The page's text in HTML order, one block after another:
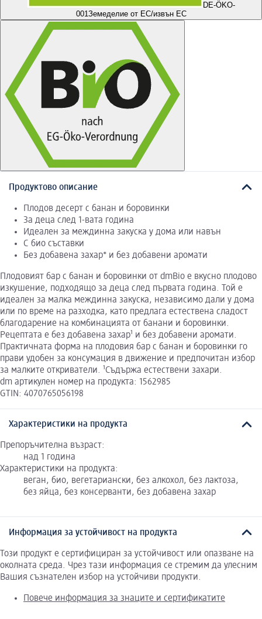
DE-ÖKO-
001Земеделие от ЕС/извън ЕС
Продуктово описание
Плодов десерт с банан и боровинки
За деца след 1-вата година
Идеален за междинна закуска у дома или навън
С био съставки
Без добавена захар* и без добавени аромати
Плодовият бар с банан и боровинки от dmBio е вкусно плодово
изкушение, подходящо за деца след първата година. Той е
идеален за малка междинна закуска, независимо дали у дома
или по време на разходка, като предлага естествена сладост
благодарение на комбинацията от банани и боровинки.
Рецептата е без добавена захар¹ и без добавени аромати.
Практичната форма на плодовия бар с банан и боровинки го
прави удобен за консумация в движение и предпочитан избор
за малките откриватели. ¹Съдържа естествени захари.
dm артикулен номер на продукта: 1562985
GTIN: 4070765056198
Характеристики на продукта
Препоръчителна възраст:
над 1 година
Характеристики на продукта:
веган, био, вегетариански, без алкохол, без лактоза,
без яйца, без консерванти, без добавена захар
Информация за устойчивост на продукта
Този продукт е сертифициран за устойчивост или опазване на
околната среда. Чрез тази информация се стремим да улесним
Вашия съзнателен избор на устойчиви продукти.
Повече информация за знаците и сертификатите